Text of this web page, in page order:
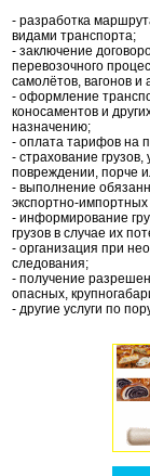
- разработка
видами транспорта;
- заключение
перевозочного
самолётов, вагонов и
- оформление
коносаментов и
назначению;
- оплата тарифов на
- страхование
повреждении, порче
- выполнение
экспортно-импортных
- информирование
грузов в случае их
- организация при
следования;
- получение
опасных,
- другие услуги по